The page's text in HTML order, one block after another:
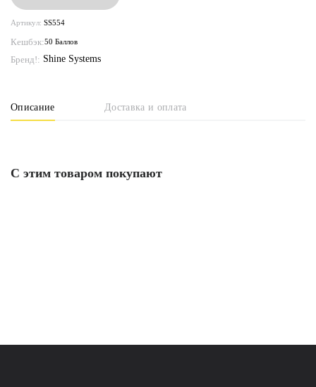
Артикул: SS554
Кешбэк:50 Баллов
Бренд!: Shine Systems
Описание Доставка и оплата
С этим товаром покупают